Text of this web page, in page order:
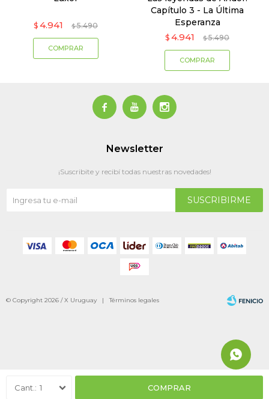
1 COMPRAR
$ 4.941 $ 5.490
Capítulo 3 - La Última
Esperanza
$ 4.941 $ 5.490
  
Newsletter
¡Suscribite y recibí todas nuestras novedades!
SUSCRIBIRME
© Copyright 2026 / X Uruguay |Términos legales